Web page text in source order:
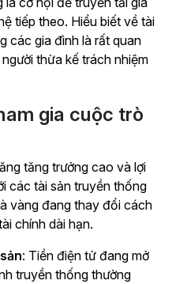
tiếp theo. Hiểu biết về tài
các gia đình là rất quan
thừa kế trách nhiệm
gia cuộc trò
tăng trưởng cao và lợi
các tài sản truyền thống
vàng đang thay đổi cách
chính dài hạn.
: Tiền điện tử đang mở
truyền thống thường